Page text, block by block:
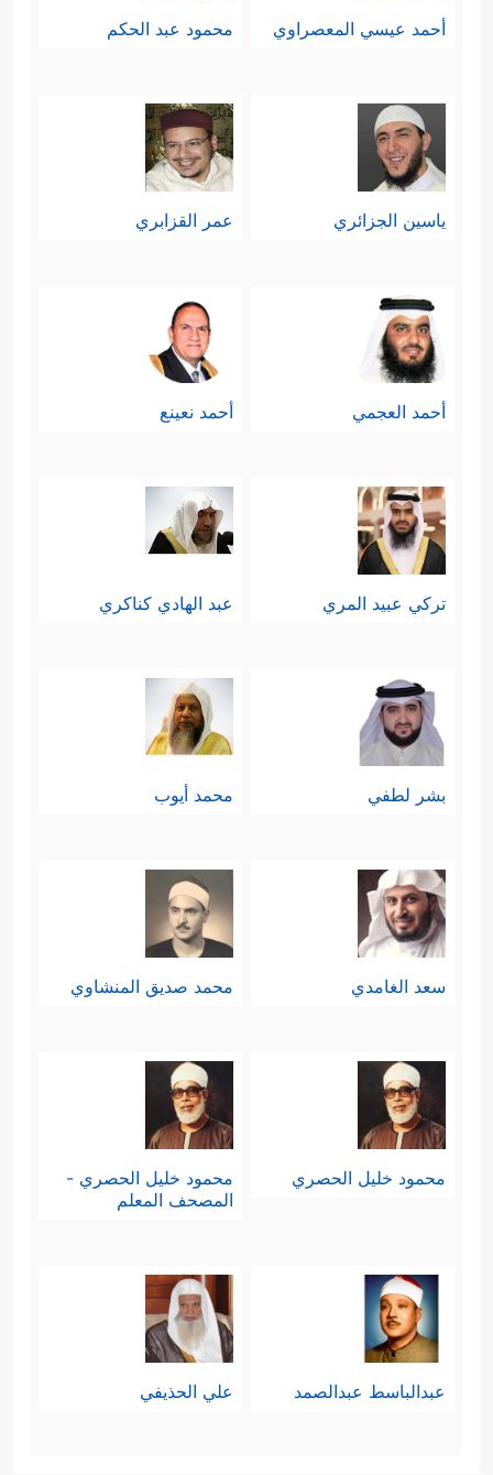
أحمد عيسي المعصراوي محمود عبد الحكم
ياسين الجزائري عمر القزابري
أحمد العجمي أحمد نعينع
تركي عبيد المري عبد الهادي كناكري
بشر لطفي محمد أيوب
سعد الغامدي محمد صديق المنشاوي
محمود خليل الحصري
محمود خليل الحصري -
المصحف المعلم
عبدالباسط عبدالصمد علي الحذيفي